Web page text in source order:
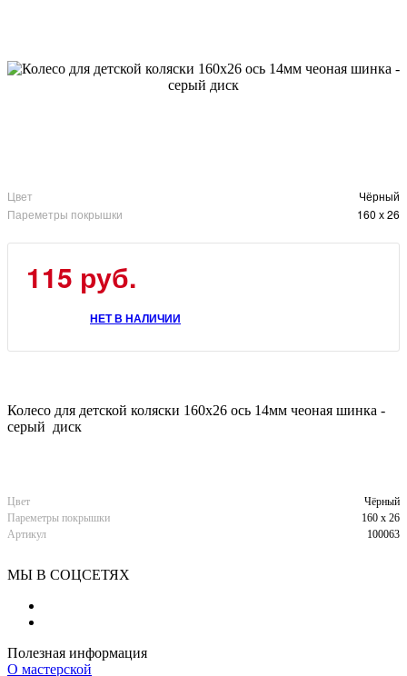
Цвет
Чёрный
Пареметры покрышки
160 х 26
115 руб.
НЕТ В НАЛИЧИИ
Колесо для детской коляски 160х26 ось 14мм чеоная шинка -
серый диск
Цвет
Чёрный
Пареметры покрышки
160 х 26
Артикул
100063
МЫ В СОЦСЕТЯХ
Полезная информация
О мастерской